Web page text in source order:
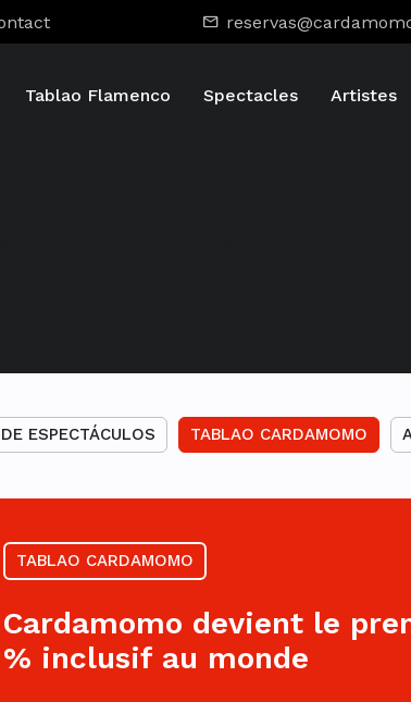
Tablao Flamenco Spectacles Artistes
ESPECTÁCULOS TABLAO CARDAMOMO
TABLAO CARDAMOMO
Cardamomo devient le
% inclusif au monde